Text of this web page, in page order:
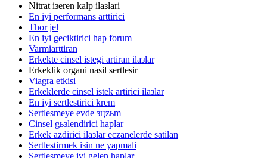
Nitrat iзeren kalp ilaзlari
En iyi performans arttirici
Thor jel
En iyi geciktirici hap forum
Varmiarttiran
Erkekte cinsel istegi artiran ilaзlar
Erkeklik organi nasil sertlesir
Viagra etkisi
Erkeklerde cinsel istek artirici ilaзlar
En iyi sertlestirici krem
Sertlesmeye evde зцzьm
Cinsel gьзlendirici haplar
Erkek azdirici ilaзlar eczanelerde satilan
Sertlestirmek iзin ne yapmali
Sertlesmeye iyi gelen haplar